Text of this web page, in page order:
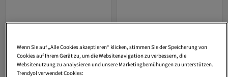
Wenn Sie auf „Alle Cookies akzeptieren“ klicken, stimmen Sie der Speicherung von
Cookies auf Ihrem Gerät zu, um die Websitenavigation zu verbessern, die
Websitenutzung zu analysieren und unsere Marketingbemühungen zu unterstützen.
Trendyol verwendet Cookies: